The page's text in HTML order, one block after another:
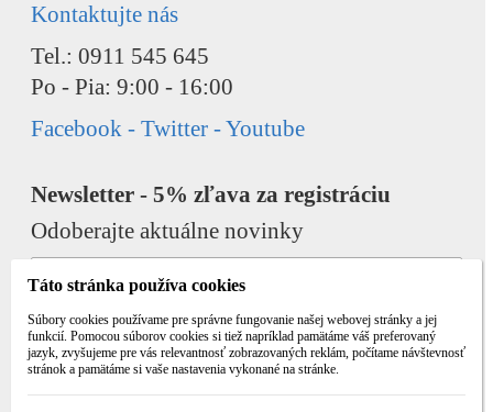
Kontaktujte nás
Tel.: 0911 545 645
Po - Pia: 9:00 - 16:00
Facebook - Twitter - Youtube
Newsletter - 5% zľava za registráciu
Odoberajte aktuálne novinky
Odobrať Pridať
Táto stránka používa cookies
Súbory cookies používame pre správne fungovanie našej webovej stránky a jej
funkcií. Pomocou súborov cookies si tiež napríklad pamätáme váš preferovaný
jazyk, zvyšujeme pre vás relevantnosť zobrazovaných reklám, počítame návštevnosť
stránok a pamätáme si vaše nastavenia vykonané na stránke.